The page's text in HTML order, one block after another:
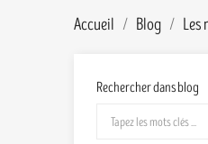
Accueil Blog Les
Rechercher dans blog